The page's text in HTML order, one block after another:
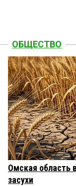
ОБЩЕСТВО
Омская область
засухи